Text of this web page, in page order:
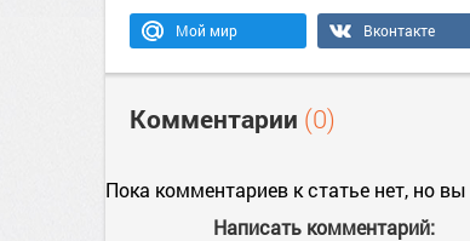
Мой мир Вконтакте
Комментарии (0)
Пока комментариев к статье нет, но
Написать комментарий: